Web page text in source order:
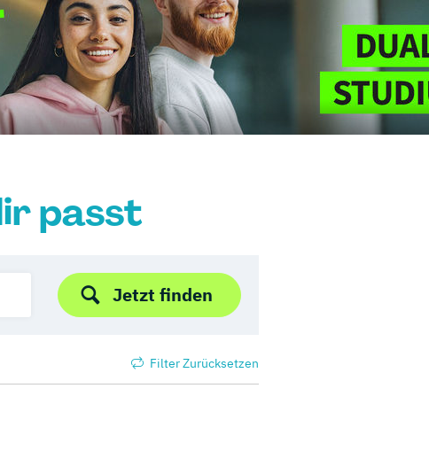
passt
Jetzt finden
Filter Zurücksetzen